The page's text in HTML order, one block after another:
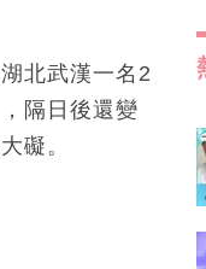
北武漢一名2
隔日後還變
礙。